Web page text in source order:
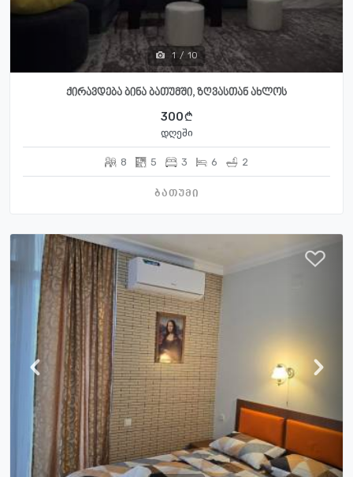
1 / 10
ქირავდება ბინა ბათუმში, ზღვასთან ახლოს
300
დღეში
8 5 3 6 2
ბათუმი